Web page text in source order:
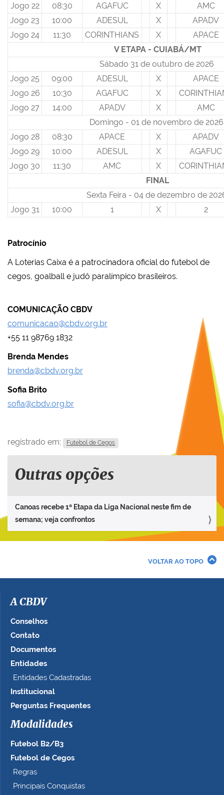
Jogo 22 08:30 AGAFUC X
AMC
Jogo 23
10:00 ADESUL X
APADV
Jogo 24
11:30 CORINTHIANS X
APACE
V ETAPA - CUIABÁ/MT
Sábado 31 de outubro de 2026
Jogo 25
09:00 ADESUL X
APACE
Jogo 26
10:30 AGAFUC X
Jogo 27
14:00 APADV X
AMC
Domingo - 01 de novembro de
Jogo 28
08:30 APACE X
APADV
Jogo 29
10:00 ADESUL X
AGAFUC
Jogo 30
11:30 AMC X
FINAL
Sexta Feira - 04 de dezembro de
Jogo 31
10:00 1 X 2
Patrocínio
A Loterias Caixa é a patrocinadora oficial do futebol de
cegos, goalball e judô paralímpico brasileiros.
COMUNICAÇÃO CBDV
comunicacao@cbdv.org.br
+55 11 98769 1832
Brenda Mendes
brenda@cbdv.org.br
Sofia Brito
sofia@cbdv.org.br
registrado em: Futebol de Cegos
Outras opções
Canoas recebe 1ª Etapa da Liga Nacional neste fim de
semana; veja confrontos
VOLTAR AO TOPO
A CBDV
Conselhos
Contato
Documentos
Entidades
Entidades Cadastradas
Institucional
Perguntas Frequentes
Modalidades
Futebol B2/B3
Futebol de Cegos
Regras
Principais Conquistas